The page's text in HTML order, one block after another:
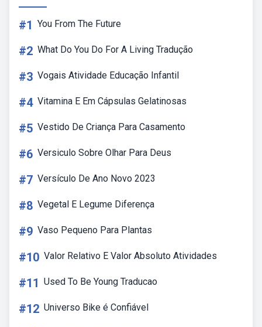
#1 You From The Future
#2 What Do You Do For A Living Tradução
#3 Vogais Atividade Educação Infantil
#4 Vitamina E Em Cápsulas Gelatinosas
#5 Vestido De Criança Para Casamento
#6 Versiculo Sobre Olhar Para Deus
#7 Versículo De Ano Novo 2023
#8 Vegetal E Legume Diferença
#9 Vaso Pequeno Para Plantas
#10 Valor Relativo E Valor Absoluto Atividades
#11 Used To Be Young Traducao
#12 Universo Bike é Confiável